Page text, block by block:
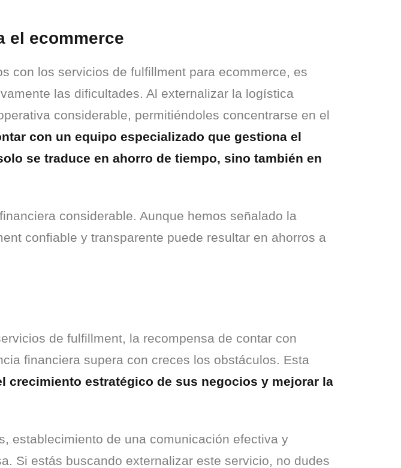
el ecommerce
con los servicios de fulfillment para ecommerce, es
las dificultades. Al externalizar la logística
considerable, permitiéndoles concentrarse en el
con un equipo especializado que gestiona el
se traduce en ahorro de tiempo, sino también en
considerable. Aunque hemos señalado la
confiable y transparente puede resultar en ahorros a
de fulfillment, la recompensa de contar con
financiera supera con creces los obstáculos. Esta
crecimiento estratégico de sus negocios y mejorar la
establecimiento de una comunicación efectiva y
Si estás buscando externalizar este servicio, no dudes